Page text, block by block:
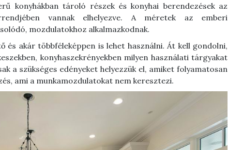
konyhákban tároló részek és konyhai berendezések az
vannak elhelyezve. A méretek az emberi
mozdulatokhoz alkalmazkodnak.
és akár többféleképpen is lehet használni. Át kell gondolni,
konyhaszekrényekben milyen használati tárgyakat
a szükséges edényeket helyezzük el, amiket folyamatosan
ami a munkamozdulatokat nem keresztezi.